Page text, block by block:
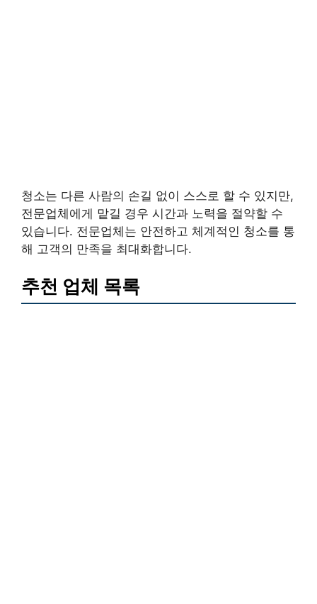
청소는 다른 사람의 손길 없이 스스로 할 수 있지만,
전문업체에게 맡길 경우 시간과 노력을 절약할 수
있습니다. 전문업체는 안전하고 체계적인 청소를 통
해 고객의 만족을 최대화합니다.
추천 업체 목록